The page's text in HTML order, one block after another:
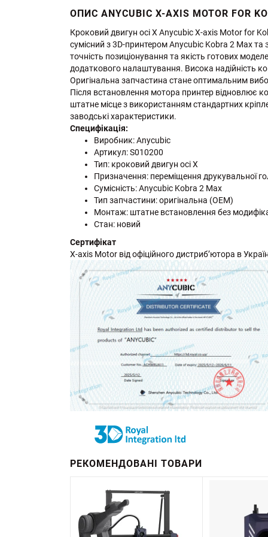
ОПИС ANYCUBIC X-AXIS MOTOR FOR
Кроковий двигун осі X Anycubic X-axis Motor for
сумісний з 3D-принтером Anycubic Kobra 2 Max
точність позиціонування та якість готових
додаткового налаштування. Висока надійність
Оригінальна запчастина стане оптимальним
Після встановлення мотора принтер відновлює
штатне місце з використанням стандартних
заводські характеристики.
Специфікація:
Виробник: Anycubic
Артикул: S010200
Тип: кроковий двигун осі X
Призначення: переміщення друкувальної
Сумісність: Anycubic Kobra 2 Max
Тип запчастини: оригінальна (OEM)
Монтаж: штатне встановлення без
Стан: новий
Сертифікат
X-axis Motor від офіційного дистриб’ютора в
РЕКОМЕНДОВАНІ ТОВАРИ